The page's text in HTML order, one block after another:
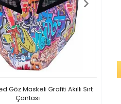
Göz Maskeli Grafiti Akıllı Sırt
Çantası